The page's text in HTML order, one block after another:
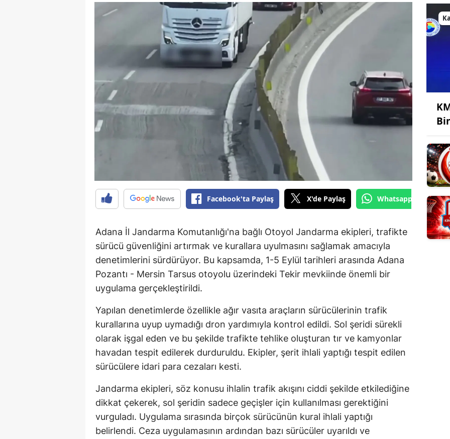
Facebook'ta Paylaş X'de Paylaş Whatsapp'tan
Adana İl Jandarma Komutanlığı'na bağlı Otoyol Jandarma ekipleri, trafikte
sürücü güvenliğini artırmak ve kurallara uyulmasını sağlamak amacıyla
denetimlerini sürdürüyor. Bu kapsamda, 1-5 Eylül tarihleri arasında Adana
Pozantı - Mersin Tarsus otoyolu üzerindeki Tekir mevkiinde önemli bir
uygulama gerçekleştirildi.
Yapılan denetimlerde özellikle ağır vasıta araçların sürücülerinin trafik
kurallarına uyup uymadığı dron yardımıyla kontrol edildi. Sol şeridi sürekli
olarak işgal eden ve bu şekilde trafikte tehlike oluşturan tır ve kamyonlar
havadan tespit edilerek durduruldu. Ekipler, şerit ihlali yaptığı tespit edilen
sürücülere idari para cezaları kesti.
Jandarma ekipleri, söz konusu ihlalin trafik akışını ciddi şekilde etkilediğine
dikkat çekerek, sol şeridin sadece geçişler için kullanılması gerektiğini
vurguladı. Uygulama sırasında birçok sürücünün kural ihlali yaptığı
belirlendi. Ceza uygulamasının ardından bazı sürücüler uyarıldı ve